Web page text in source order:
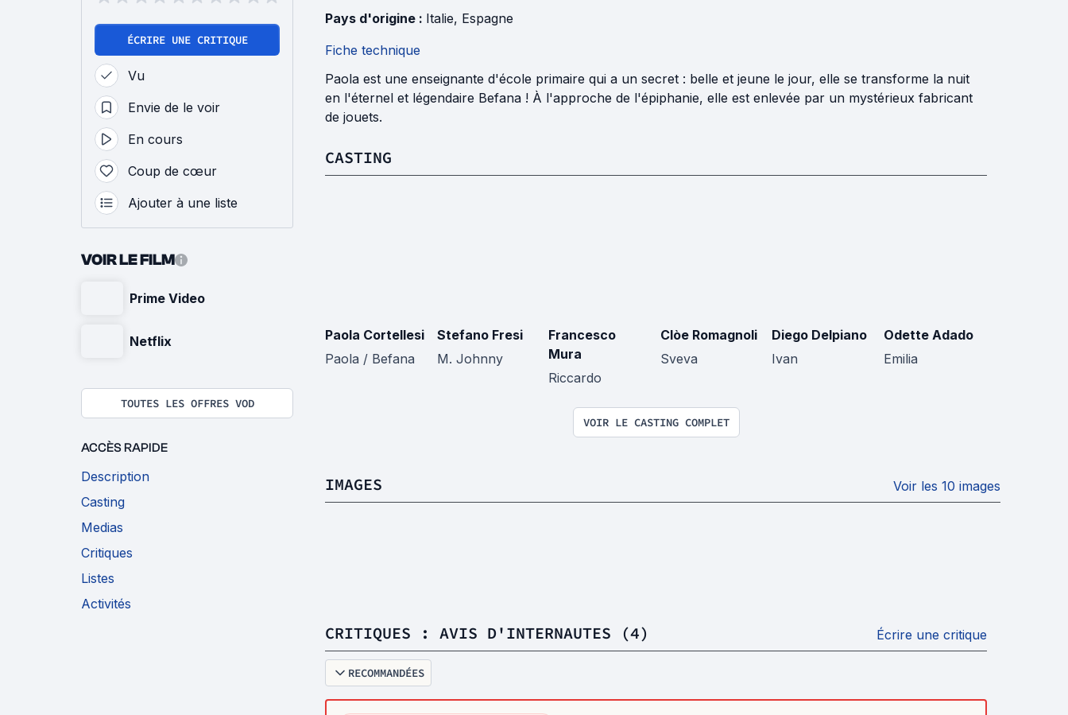
ÉCRIRE UNE CRITIQUE
Vu
Envie de le voir
En cours
Coup de cœur
Ajouter à une liste
VOIR LE FILM
Prime Video
Netflix
TOUTES LES OFFRES VOD
ACCÈS RAPIDE
Description
Casting
Medias
Critiques
Listes
Activités
Pays d'origine : Italie, Espagne
Fiche technique
Paola est une enseignante d'école primaire qui a un secret : belle et jeune le jour, elle se transforme la nuit
en l'éternel et légendaire Befana ! À l'approche de l'épiphanie, elle est enlevée par un mystérieux fabricant
de jouets.
CASTING
Paola Cortellesi
Paola / Befana
Stefano Fresi
M. Johnny
Francesco
Mura
Riccardo
Clòe Romagnoli
Sveva
Diego Delpiano
Ivan
Odette Adado
Emilia
VOIR LE CASTING COMPLET
IMAGES Voir les 10 images
CRITIQUES : AVIS D'INTERNAUTES (4) Écrire une critique
RECOMMANDÉES